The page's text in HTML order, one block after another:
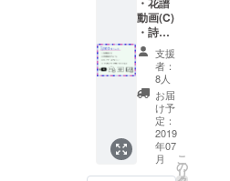
動画(C)
・詩集
朗読音
声
DL（M
P3） ・
エンド
ロール
クレ
ジット
・「不
支援
者：
8人
お届
け予
定：
2019
年07
月
こ
の
リ